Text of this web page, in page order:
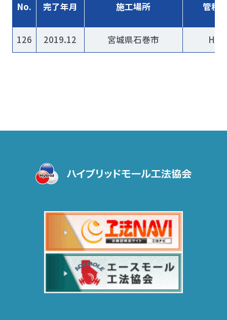
No. 完了年月 施工場所 管種
126 2019.12 宮城県石巻市